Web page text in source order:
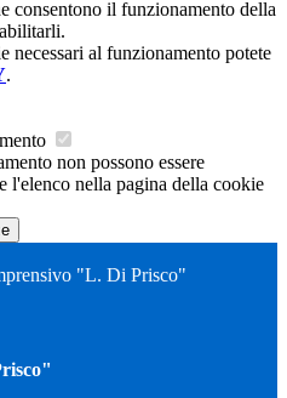
consentono il funzionamento della
necessari al funzionamento potete
.
non possono essere
l'elenco nella pagina della cookie
"L. Di Prisco"